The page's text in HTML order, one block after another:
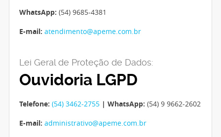
WhatsApp: (54) 9685-4381
E-mail: atendimento@apeme.com.br
Lei Geral de Proteção de Dados:
Ouvidoria LGPD
Telefone: (54) 3462-2755 | WhatsApp: (54) 9 9662-2602
E-mail: administrativo@apeme.com.br